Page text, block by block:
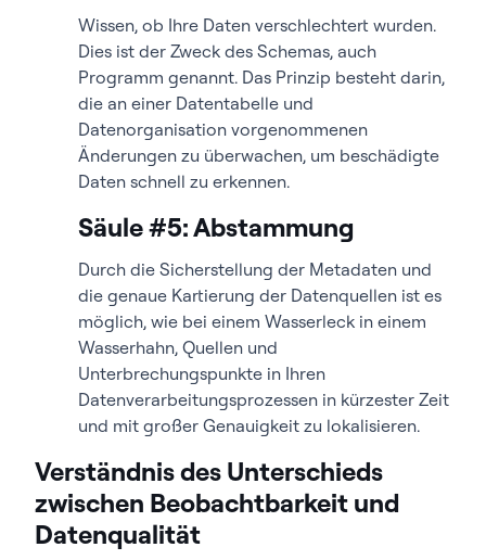
Wissen, ob Ihre Daten verschlechtert wurden.
Dies ist der Zweck des Schemas, auch
Programm genannt. Das Prinzip besteht darin,
die an einer Datentabelle und
Datenorganisation vorgenommenen
Änderungen zu überwachen, um beschädigte
Daten schnell zu erkennen.
Säule #5: Abstammung
Durch die Sicherstellung der Metadaten und
die genaue Kartierung der Datenquellen ist es
möglich, wie bei einem Wasserleck in einem
Wasserhahn, Quellen und
Unterbrechungspunkte in Ihren
Datenverarbeitungsprozessen in kürzester Zeit
und mit großer Genauigkeit zu lokalisieren.
Verständnis des Unterschieds
zwischen Beobachtbarkeit und
Datenqualität